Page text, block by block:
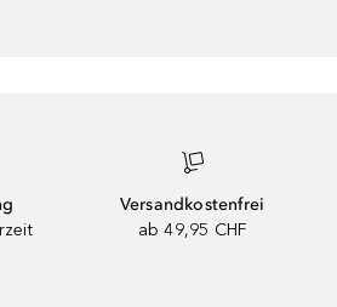
Versandkostenfrei
ab 49,95 CHF